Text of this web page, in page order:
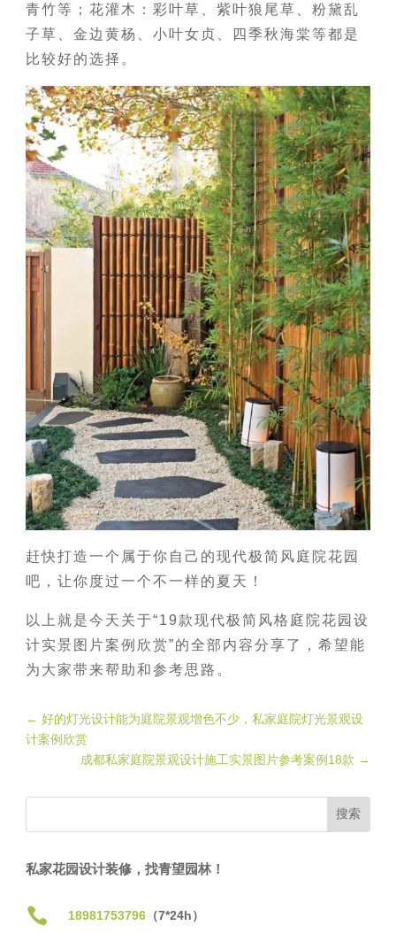
青竹等；花灌木：彩叶草、紫叶狼尾草、粉黛乱
子草、金边黄杨、小叶女贞、四季秋海棠等都是
比较好的选择。
赶快打造一个属于你自己的现代极简风庭院花园
吧，让你度过一个不一样的夏天！
以上就是今天关于“19款现代极简风格庭院花园设
计实景图片案例欣赏”的全部内容分享了，希望能
为大家带来帮助和参考思路。
←好的灯光设计能为庭院景观增色不少，私家庭院灯光景观设
计案例欣赏
成都私家庭院景观设计施工实景图片参考案例18款 →
私家花园设计装修，找青望园林！
 18981753796（7*24h）